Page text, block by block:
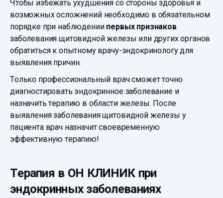
Чтобы избежать ухудшения со стороны здоровья и
возможных осложнений необходимо в обязательном
порядке при наблюдении первых признаков
заболевания щитовидной железы или других органов
обратиться к опытному врачу-эндокринологу для
выявления причин.
Только профессиональный врач сможет точно
диагностировать эндокринное заболевание и
назначить терапию в области железы. После
выявления заболевания щитовидной железы у
пациента врач назначит своевременную
эффективную терапию!
Терапия в ОН КЛИНИК при
эндокринных заболеваниях